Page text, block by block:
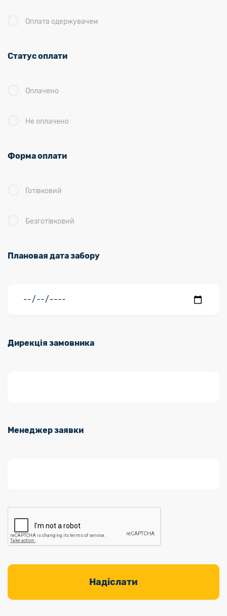
Оплата одержувачем
Статус оплати
Оплачено
Не оплачено
Форма оплати
Готівковий
Безготівковий
Плановая дата забору
Дирекція замовника
Менеджер заявки